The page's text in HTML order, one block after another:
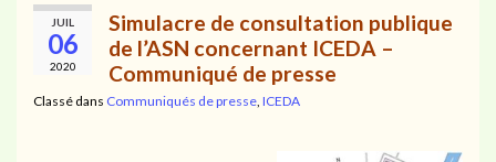
JUIL
06
2020
Simulacre de consultation publique
de l’ASN concernant ICEDA –
Communiqué de presse
Classé dans Communiqués de presse ICEDA